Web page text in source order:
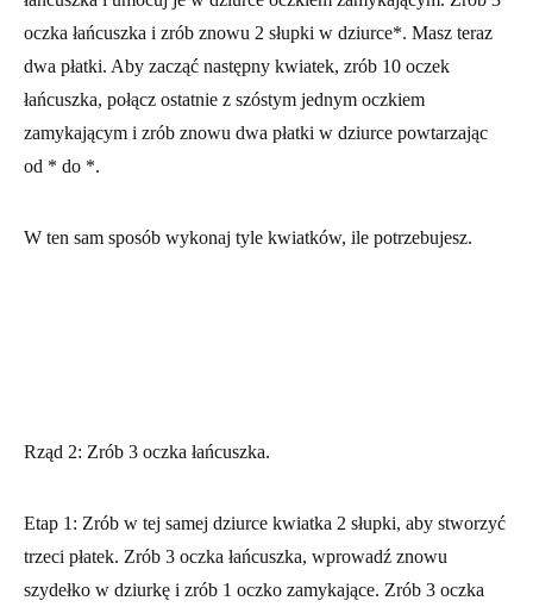
łańcuszka i umocuj je w dziurce oczkiem zamykającym. Zrób 3
oczka łańcuszka i zrób znowu 2 słupki w dziurce*. Masz teraz
dwa płatki. Aby zacząć następny kwiatek, zrób 10 oczek
łańcuszka, połącz ostatnie z szóstym jednym oczkiem
zamykającym i zrób znowu dwa płatki w dziurce powtarzając
Etap 1: Zrób w tej samej dziurce kwiatka 2 słupki, aby stworzyć
trzeci płatek. Zrób 3 oczka łańcuszka, wprowadź znowu